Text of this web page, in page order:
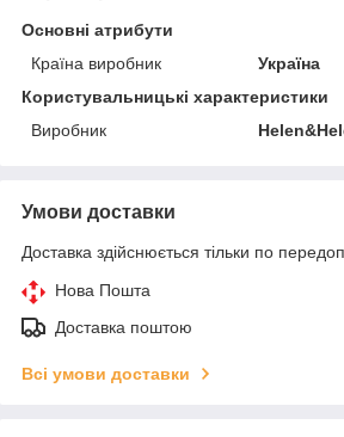
Основні атрибути
Країна виробник
Україна
Користувальницькі характеристики
Виробник
Умови доставки
Доставка здійснюється тільки по
Нова Пошта
Доставка поштою
Всі умови доставки